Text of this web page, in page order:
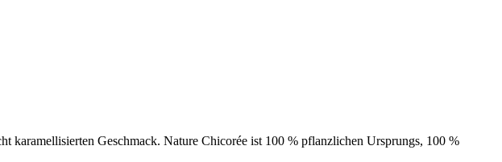
karamellisierten Geschmack. Nature Chicorée ist 100 % pflanzlichen Ursprungs, 100 %